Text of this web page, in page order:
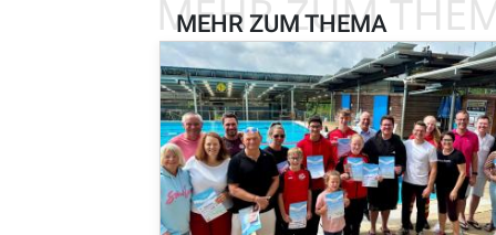
MEHR ZUM THEMA
MEHR ZUM